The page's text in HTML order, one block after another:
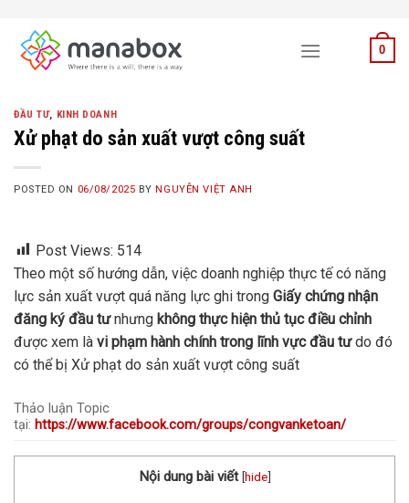
content
0
ĐẦU TƯ, KINH DOANH
Xử phạt do sản xuất vượt công suất
POSTED ON 06/08/2025 BYNGUYỄN VIỆT ANH
Post Views: 514
Theo một số hướng dẫn, việc doanh nghiệp thực tế có năng
lực sản xuất vượt quá năng lực ghi trong Giấy chứng nhận
đăng ký đầu tưnhưng không thực hiện thủ tục điều chỉnh
được xem là vi phạm hành chính trong lĩnh vực đầu tưdo đó
có thể bị Xử phạt do sản xuất vượt công suất
Thảo luận Topic
tại: https://www.facebook.com/groups/congvanketoan/
Nội dung bài viết [hide]